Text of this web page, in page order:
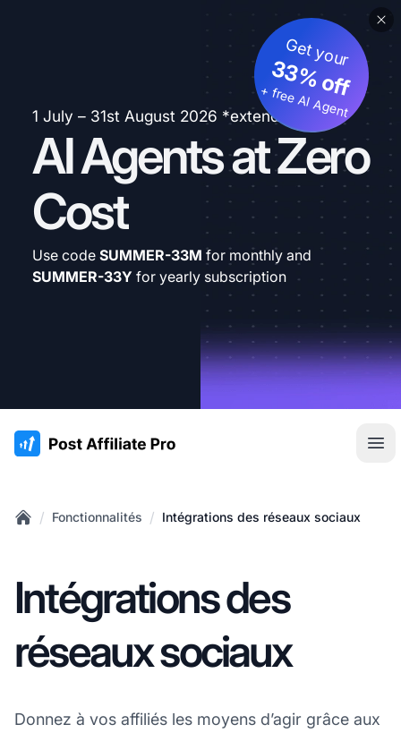
1 July – 31st August 2026 *extended
AI Agents at Zero
Cost
Get your
33% off
+ free AI Agent
Use code SUMMER-33M for monthly and
SUMMER-33Y for yearly subscription
:site.title
/ Fonctionnalités / Intégrations des réseaux sociaux
Intégrations des
réseaux sociaux
Donnez à vos affiliés les moyens d’agir grâce aux